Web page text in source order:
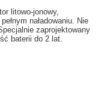
litowo-jonowy,
pełnym naładowaniu. Nie
zaprojektowany
baterii do 2 lat.